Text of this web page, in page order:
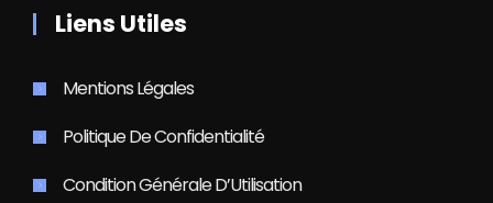
Liens Utiles
Mentions Légales
Politique De Confidentialité
Condition Générale D’Utilisation